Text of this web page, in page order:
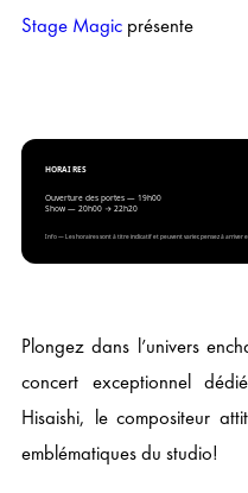
Stage Magicprésente
HORAIRES
Ouverture des portes — 19h00
Show — 20h00 → 22h20
Info — Les horaires sont à titre indicatif et peuvent varier, pensez à arriver
Plongez dans l’univers
concert exceptionnel
Hisaishi, le compositeur
emblématiques du studio!